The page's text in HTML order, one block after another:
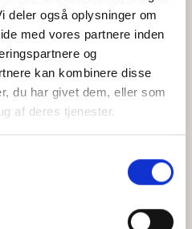
deler også oplysninger om
med vores partnere inden
og
kan kombinere disse
du har givet dem, eller som
af deres tjenester.
af mine personoplysninger i